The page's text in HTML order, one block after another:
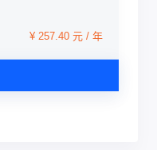
¥ 257.40 元 / 年